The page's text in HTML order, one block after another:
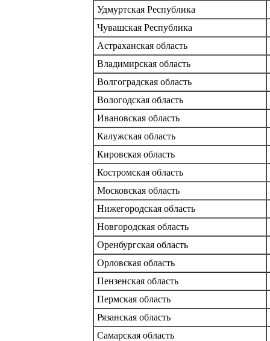
Удмуртская Республика
Чувашская Республика
Астраханская область
Владимирская область
Волгоградская область
Вологодская область
Ивановская область
Калужская область
Кировская область
Костромская область
Московская область
Нижегородская область
Новгородская область
Оренбургская область
Орловская область
Пензенская область
Пермская область
Рязанская область
Самарская область